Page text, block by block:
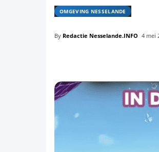
OMGEVING NESSELANDE
By Redactie Nesselande.INFO 4 mei